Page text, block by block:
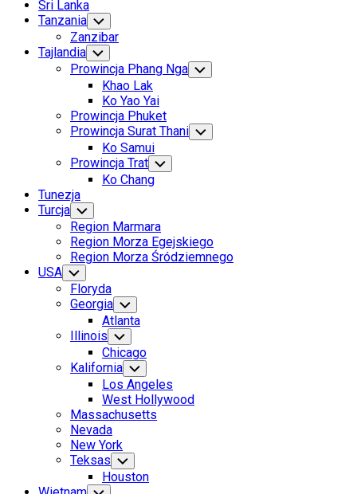
Sri Lanka
Tanzania Toggle
Child
Menu
Zanzibar
Tajlandia Toggle
Child
Menu
Prowincja Phang Nga Toggle
Child
Khao Lak
Ko Yao Yai
Prowincja Phuket
Prowincja Surat Thani Toggle
Child
Ko Samui
Prowincja Trat Toggle
Child
Menu
Ko Chang
Tunezja
Turcja Toggle
Child
Menu
Region Marmara
Region Morza Egejskiego
Region Morza Śródziemnego
USA Toggle
Child
Menu
Floryda
Georgia Toggle
Child
Menu
Atlanta
Illinois Toggle
Child
Menu
Chicago
Kalifornia Toggle
Child
Menu
Los Angeles
West Hollywood
Massachusetts
Nevada
New York
Teksas Toggle
Child
Menu
Houston